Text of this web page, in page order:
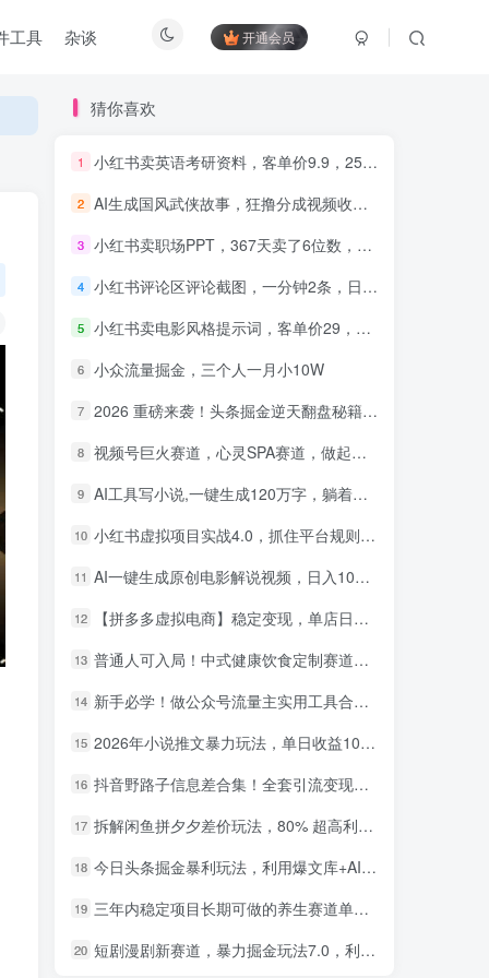
开通会员
工具 杂谈
猜你喜欢
1 小红书卖英语考研资料，客单价9.9，250天卖了16w!
2 AI生成国风武侠故事，狂撸分成视频收益，轻松日入1000+【可多平台分发】！
3 小红书卖职场PPT，367天卖了6位数，从0-1全流程讲解
4 小红书评论区评论截图，一分钟2条，日入几千，多劳多得!
5 小红书卖电影风格提示词，客单价29，50多天卖了790单，小白直接抄作业！
6 小众流量掘金，三个人一月小10W
7 2026 重磅来袭！头条掘金逆天翻盘秘籍，AI 一键打造爆款内容，只需简单复制粘贴，日入 1000 + 轻松实现！
8 视频号巨火赛道，心灵SPA赛道，做起来超简单，每天收益800+！
9 AI工具写小说,一键生成120万字，躺着也能赚，月入2w+！
10 小红书虚拟项目实战4.0，抓住平台规则调整，单店日入500+！
11 AI一键生成原创电影解说视频，日入1000+！
12 【拼多多虚拟电商】稳定变现，单店日利润500+，软件挂机全自动发货，轻松实现月入1w+！
13 普通人可入局！中式健康饮食定制赛道，AI 十分钟做爆款，变现超给力
14 新手必学！做公众号流量主实用工具合集，从选题到变现，一篇搞定（新手必备）
15 2026年小说推文暴力玩法，单日收益1000+，小白看完即可上手
16 抖音野路子信息差合集！全套引流变现玩法，保姆级拆解
17 拆解闲鱼拼夕夕差价玩法，80% 超高利润，日入轻松过千
18 今日头条掘金暴利玩法，利用爆文库+AI辅助，轻松矩阵、当天起号，简单粗暴，日入1000+
19 三年内稳定项目长期可做的养生赛道单条视频收入2200
20 短剧漫剧新赛道，暴力掘金玩法7.0，利用最权威的去重技术，号称单日可收益最高1w+
知识付费5.0，重磅更新 平台
才是王道，长期稳定项目
1 小红书卖英语考研资料，客单价9.9，250天卖了16w!
2 AI生成国风武侠故事，狂撸分成视频收益，轻松日入1000+【可多平台分发】！
3 小红书卖职场PPT，367天卖了6位数，从0-1全流程讲解
4 小红书评论区评论截图，一分钟2条，日入几千，多劳多得!
5 小红书卖电影风格提示词，客单价29，50多天卖了790单，小白直接抄作业！